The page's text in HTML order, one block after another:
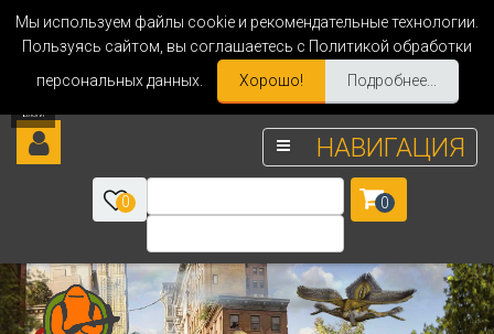
Мы используем файлы cookie и рекомендательные технологии.
Пользуясь сайтом, вы соглашаетесь с Политикой обработки
персональных данных.
Хорошо! Подробнее...
НАВИГАЦИЯ
0 0